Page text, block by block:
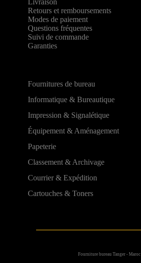
Livraison
Retours et remboursements
Modes de paiement
Questions fréquentes
Suivi de commande
Garanties
Fournitures de bureau
Informatique & Bureautique
Impression & Signalétique
Équipement & Aménagement
Papeterie
Classement & Archivage
Courrier & Expédition
Cartouches & Toners
Fourniture bureau Tanger - Maroc